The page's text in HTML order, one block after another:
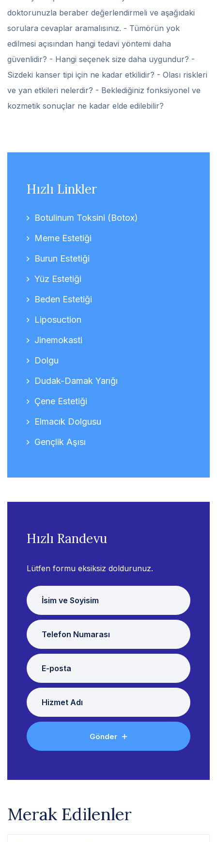
doktorunuzla beraber değerlendirmeli ve aşağıdaki
sorulara cevaplar aramalısınız. - Tümörün yok
edilmesi açısından hangi tedavi yöntemi daha
güvenlidir? - Hangi seçenek size daha uygundur? -
Sizdeki kanser tipi için ne kadar etkilidir? - Olası riskleri
ve yan etkileri nelerdir? - Beklediğiniz fonksiyonel ve
kozmetik sonuçlar ne kadar elde edilebilir?
Hızlı Linkler
Botulinum Toksini (Botox)
Meme Estetiği
Burun Estetiği
Yüz Estetiği
Beden Estetiği
Liposuction
Jinemokasti
Dolgu
Dudak-Damak Yarığı
Çene Estetiği
Elmacık Dolgusu
Gençlik Aşısı
Hızlı Randevu
Lütfen formu eksiksiz doldurunuz.
Gönder
Merak Edilenler